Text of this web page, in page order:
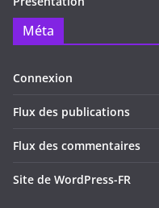
Méta
Connexion
Flux des publications
Flux des commentaires
Site de WordPress-FR